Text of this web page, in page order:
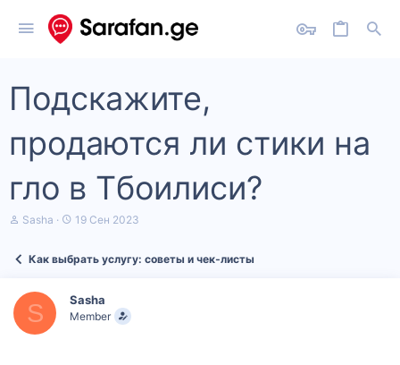
Подскажите,
продаются ли стики на
гло в Тбоилиси?
А
т
м
ы
Sasha
Д
а
ч
а
19 Сен 2023
Как выбрать услугу: советы и чек‑листы
S Sasha
Member